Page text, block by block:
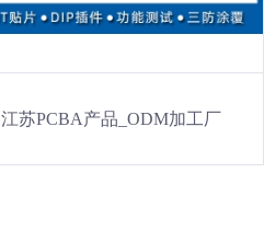
江苏PCBA产品_ODM加工厂